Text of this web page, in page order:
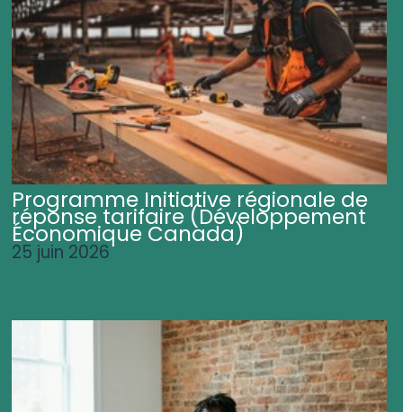
Programme Initiative régionale de
réponse tarifaire (Développement
Économique Canada)
25 juin 2026